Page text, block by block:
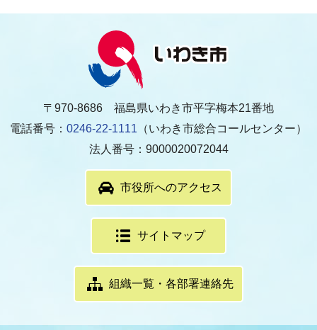
〒970-8686 福島県いわき市平字梅本21番地
電話番号： 0246-22-1111 （いわき市総合コールセンター）
法人番号：9000020072044
市役所へのアクセス
サイトマップ
組織一覧・各部署連絡先